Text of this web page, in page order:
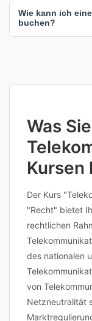
nach Abschluss.
jeweiligen
Wie kann ich
buchen?
auch flexible
Was
Kursen
Der Kurs
"Recht" bietet
rechtlichen
des nationalen
von
Netzneutralität